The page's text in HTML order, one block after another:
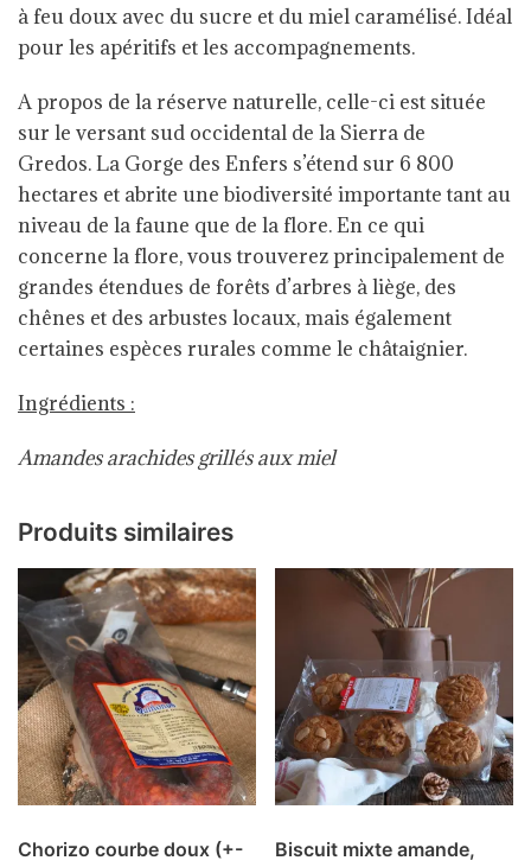
à feu doux avec du sucre et du miel caramélisé. Idéal
pour les apéritifs et les accompagnements.
A propos de la réserve naturelle, celle-ci est située
sur le versant sud occidental de la Sierra de
Gredos.La Gorge des Enfers s’étend sur 6 800
hectares et abrite une biodiversité importante tant au
niveau de la faune que de la flore.En ce qui
concerne la flore, vous trouverez principalement de
grandes étendues de forêts d’arbres à liège, des
chênes et des arbustes locaux, mais également
certaines espèces rurales comme le châtaignier.
Ingrédients :
Amandes arachides grillés aux miel
Produits similaires
Chorizo courbe doux (+-
Biscuit mixte amande,